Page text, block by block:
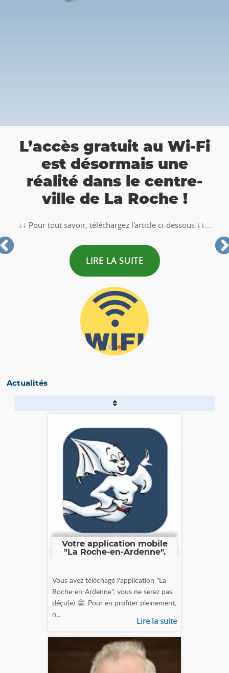
👉 Balade Totemus à La
Roche : Partez à la
chasse au trésor 🚶‍♀🚶‍♂
🥾🚶‍♂️‍➡️ ‼ Partez à la chasse au trésor avec la balade
Ardenne !!Téléchargez l�...
LIRE LA SUITE
Actualités
Votre application mobile
"La Roche-en-Ardenne".
Vous avez téléchagé l'application "La
Roche-en-Ardenne", vous ne serez pas
déçu(e) 🤗. Pour en profiter pleinement,
n...
Lire la suite